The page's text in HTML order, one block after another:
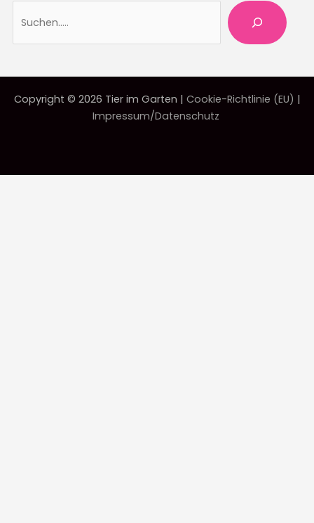
Copyright © 2026 Tier im Garten | Cookie-Richtlinie (EU) |
Impressum/Datenschutz